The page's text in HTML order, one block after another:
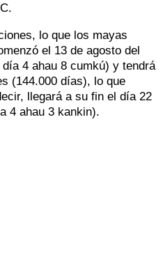
lo que los mayas
el 13 de agosto del
4 ahau 8 cumkú) y tendrá
(144.000 días), lo que
llegará a su fin el día 22
4 ahau 3 kankin).